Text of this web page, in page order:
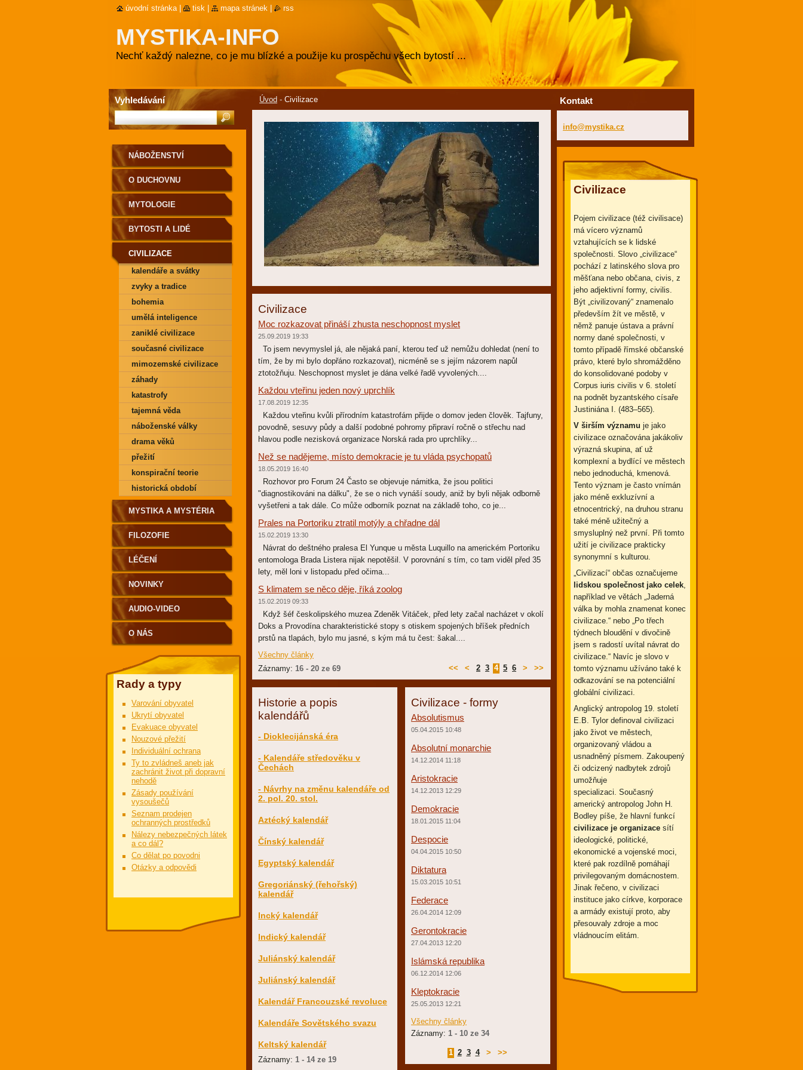
MYSTIKA-INFO
Nechť každý nalezne, co je mu blízké a použije ku prospěchu všech bytostí ...
Úvod - Civilizace
Civilizace
Moc rozkazovat přináší zhusta neschopnost myslet
25.09.2019 19:33
To jsem nevymyslel já, ale nějaká paní, kterou teď už nemůžu dohledat (není to
tím, že by mi bylo dopřáno rozkazovat), nicméně se s jejím názorem napůl
ztotožňuju. Neschopnost myslet je dána velké řadě vyvolených....
Každou vteřinu jeden nový uprchlík
17.08.2019 12:35
Každou vteřinu kvůli přírodním katastrofám přijde o domov jeden člověk. Tajfuny,
povodně, sesuvy půdy a další podobné pohromy připraví ročně o střechu nad
hlavou podle nezisková organizace Norská rada pro uprchlíky...
Než se nadějeme, místo demokracie je tu vláda psychopatů
18.05.2019 16:40
Rozhovor pro Forum 24 Často se objevuje námitka, že jsou politici
"diagnostikováni na dálku", že se o nich vynáší soudy, aniž by byli nějak odborně
vyšetřeni a tak dále. Co může odborník poznat na základě toho, co je...
Prales na Portoriku ztratil motýly a chřadne dál
15.02.2019 13:30
Návrat do deštného pralesa El Yunque u města Luquillo na americkém Portoriku
entomologa Brada Listera nijak nepotěšil. V porovnání s tím, co tam viděl před 35
lety, měl loni v listopadu před očima...
S klimatem se něco děje, říká zoolog
15.02.2019 09:33
Když šéf českolipského muzea Zdeněk Vitáček, před lety začal nacházet v okolí
Doks a Provodína charakteristické stopy s otiskem spojených bříšek předních
prstů na tlapách, bylo mu jasné, s kým má tu čest: šakal....
Všechny články
Záznamy: 16 - 20 ze 69 << < 2 3 4 5 6 > >>
Historie a popis
kalendářů
- Dioklecijánská éra
- Kalendáře středověku v
Čechách
- Návrhy na změnu kalendáře od
2. pol. 20. stol.
Aztécký kalendář
Čínský kalendář
Egyptský kalendář
Gregoriánský (řehořský)
kalendář
Incký kalendář
Indický kalendář
Juliánský kalendář
Juliánský kalendář
Kalendář Francouzské revoluce
Kalendáře Sovětského svazu
Keltský kalendář
Záznamy: 1 - 14 ze 19
Civilizace - formy
Absolutismus
05.04.2015 10:48
Absolutní monarchie
14.12.2014 11:18
Aristokracie
14.12.2013 12:29
Demokracie
18.01.2015 11:04
Despocie
04.04.2015 10:50
Diktatura
15.03.2015 10:51
Federace
26.04.2014 12:09
Gerontokracie
27.04.2013 12:20
Islámská republika
06.12.2014 12:06
Kleptokracie
25.05.2013 12:21
Všechny články
Záznamy: 1 - 10 ze 34
1 2 3 4 > >>
NÁBOŽENSTVÍ
O DUCHOVNU
MYTOLOGIE
BYTOSTI A LIDÉ
CIVILIZACE
kalendáře a svátky
zvyky a tradice
bohemia
umělá inteligence
zaniklé civilizace
současné civilizace
mimozemské civilizace
záhady
katastrofy
tajemná věda
náboženské války
drama věků
přežití
konspirační teorie
historická období
MYSTIKA A MYSTÉRIA
FILOZOFIE
LÉČENÍ
NOVINKY
AUDIO-VIDEO
O NÁS
Rady a typy
Varování obyvatel
Ukrytí obyvatel
Evakuace obyvatel
Nouzové přežití
Individuální ochrana
Ty to zvládneš aneb jak
zachránit život při dopravní
nehodě
Zásady používání
vysoušečů
Seznam prodejen
ochranných prostředků
Nálezy nebezpečných látek
a co dál?
Co dělat po povodni
Otázky a odpovědi
Kontakt
info@mystika.cz
Civilizace
Pojem civilizace (též civilisace)
má vícero významů
vztahujících se k lidské
společnosti. Slovo „civilizace“
pochází z latinského slova pro
měšťana nebo občana, civis, z
jeho adjektivní formy, civilis.
Být „civilizovaný“ znamenalo
především žít ve městě, v
němž panuje ústava a právní
normy dané společnosti, v
tomto případě římské občanské
právo, které bylo shromážděno
do konsolidované podoby v
Corpus iuris civilis v 6. století
na podnět byzantského císaře
Justiniána I. (483–565).
V širším významu je jako
civilizace označována jakákoliv
výrazná skupina, ať už
komplexní a bydlící ve městech
nebo jednoduchá, kmenová.
Tento význam je často vnímán
jako méně exkluzívní a
etnocentrický, na druhou stranu
také méně užitečný a
smysluplný než první. Při tomto
užití je civilizace prakticky
synonymní s kulturou.
„Civilizací“ občas označujeme
lidskou společnost jako celek,
například ve větách „Jaderná
válka by mohla znamenat konec
civilizace.“ nebo „Po třech
týdnech bloudění v divočině
jsem s radostí uvítal návrat do
civilizace.“ Navíc je slovo v
tomto významu užíváno také k
odkazování se na potenciální
globální civilizaci.
Anglický antropolog 19. století
E.B. Tylor definoval civilizaci
jako život ve městech,
organizovaný vládou a
usnadněný písmem. Zakoupený
či odcizený nadbytek zdrojů
umožňuje
specializaci. Současný
americký antropolog John H.
Bodley píše, že hlavní funkcí
civilizace je organizace sítí
ideologické, politické,
ekonomické a vojenské moci,
které pak rozdílně pomáhají
privilegovaným domácnostem.
Jinak řečeno, v civilizaci
instituce jako církve, korporace
a armády existují proto, aby
přesouvaly zdroje a moc
vládnoucím elitám.
Vyhledávání
úvodní stránka tisk mapa stránek rss